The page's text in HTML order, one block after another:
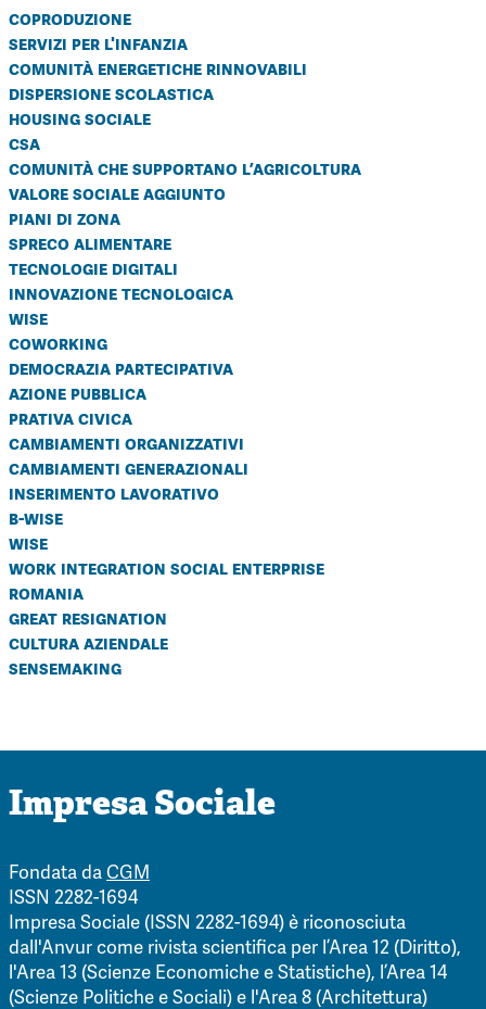
coproduzione
servizi per l'infanzia
comunità energetiche rinnovabili
dispersione scolastica
housing sociale
csa
comunità che supportano l’agricoltura
valore sociale aggiunto
piani di zona
spreco alimentare
tecnologie digitali
innovazione tecnologica
wise
coworking
democrazia partecipativa
azione pubblica
prativa civica
cambiamenti organizzativi
cambiamenti generazionali
inserimento lavorativo
b-wise
wise
work integration social enterprise
romania
great resignation
cultura aziendale
sensemaking
Impresa Sociale
Fondata daCGM
ISSN 2282-1694
Impresa Sociale (ISSN 2282-1694) è riconosciuta
dall'Anvur come rivista scientifica per l’Area 12 (Diritto),
l'Area 13 (Scienze Economiche e Statistiche), l’Area 14
(Scienze Politiche e Sociali) e l'Area 8 (Architettura)